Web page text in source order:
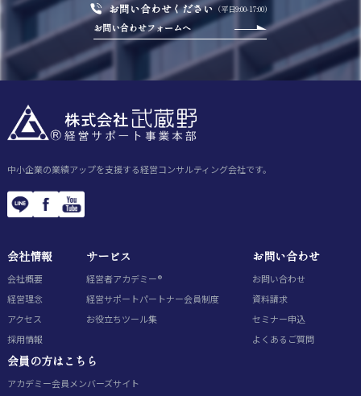
お問い合わせください （平日9:00-17:00）
お問い合わせフォームへ
中小企業の業績アップを支援する経営コンサルティング会社です。
会社情報
会社概要
経営理念
アクセス
採用情報
サービス
経営者アカデミー®
経営サポートパートナー会員制度
お役立ちツール集
お問い合わせ
お問い合わせ
資料請求
セミナー申込
よくあるご質問
会員の方はこちら
アカデミー会員メンバーズサイト